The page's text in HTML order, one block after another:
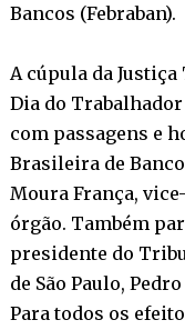
Bancos (Febraban).
A cúpula da
Dia do
com passagens e
Brasileira de
Moura França,
órgão. Também
presidente do
de São Paulo,
Para todos os